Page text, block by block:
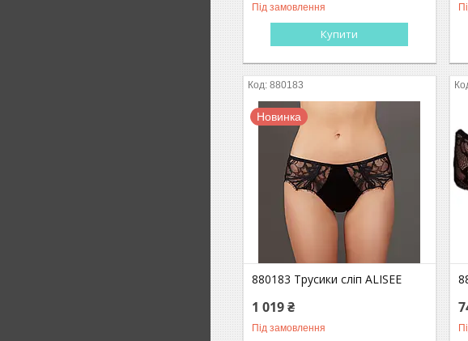
Під замовлення
Купити
880183
Новинка
880183 Трусики сліп ALISEE
1 019 ₴
Під замовлення